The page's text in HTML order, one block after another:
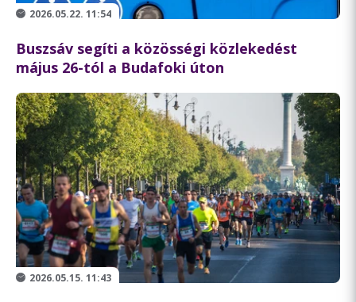
2026.05.22. 11:54
Buszsáv segíti a közösségi közlekedést
május 26-tól a Budafoki úton
2026.05.15. 11:43